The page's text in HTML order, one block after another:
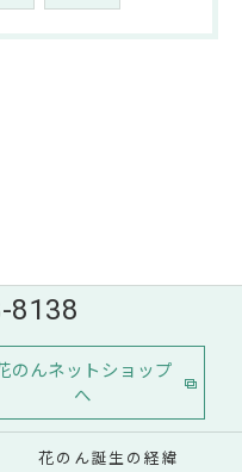
8138
のんネットショップ
へ
花のん誕生の経緯